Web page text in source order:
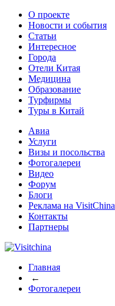
О проекте
Новости и события
Статьи
Интересное
Города
Отели Китая
Медицина
Образование
Турфирмы
Туры в Китай
Авиа
Услуги
Визы и посольства
Фотогалереи
Видео
Форум
Блоги
Реклама на VisitChina
Контакты
Партнеры
Главная
←
Фотогалереи